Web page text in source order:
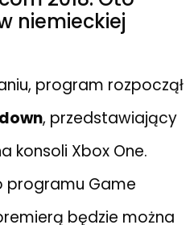
niemieckiej
program rozpoczął
, przedstawiający
konsoli Xbox One.
programu Game
będzie można